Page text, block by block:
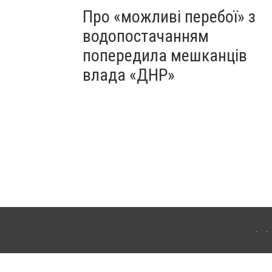
Про «можливі перебої» з
водопостачанням
попередила мешканців
влада «ДНР»